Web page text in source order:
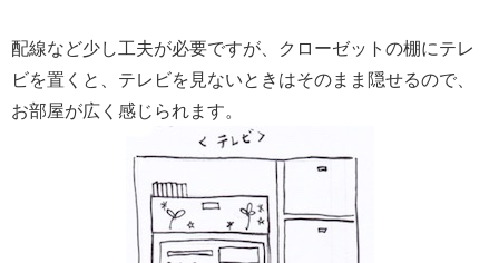
配線など少し工夫が必要ですが、クローゼットの棚にテレ
ビを置くと、テレビを見ないときはそのまま隠せるので、
お部屋が広く感じられます。